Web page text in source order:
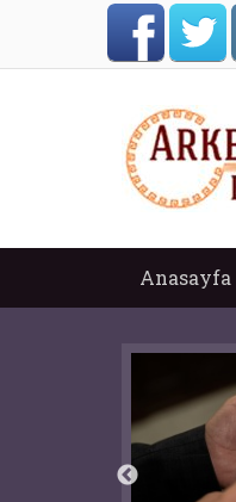
Anasayfa